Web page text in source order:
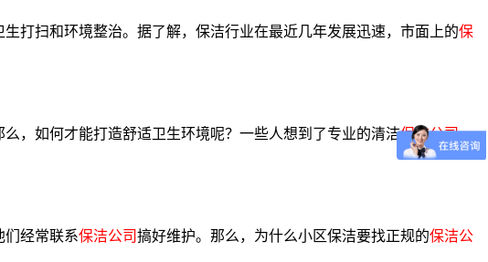
生打扫和环境整治。据了解，保洁行业在最近几年发展迅速，市面上的保
，如何才能打造舒适卫生环境呢？一些人想到了专业的清洁保洁公司。
们经常联系保洁公司搞好维护。那么，为什么小区保洁要找正规的保洁公